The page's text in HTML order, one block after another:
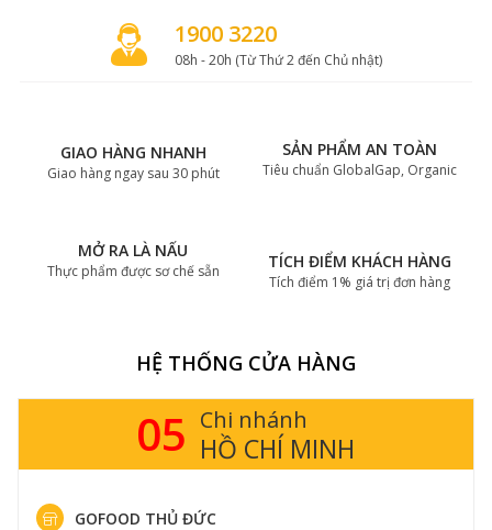
1900 3220
08h - 20h (Từ Thứ 2 đến Chủ nhật)
GIAO HÀNG NHANH
Giao hàng ngay sau 30 phút
SẢN PHẨM AN TOÀN
Tiêu chuẩn GlobalGap, Organic
MỞ RA LÀ NẤU
Thực phẩm được sơ chế sẵn TÍCH ĐIỂM KHÁCH HÀNG
Tích điểm 1% giá trị đơn hàng
HỆ THỐNG CỬA HÀNG
14 Chi nhánh
HÀ NỘI
GOFOOD THỤY KHUÊ